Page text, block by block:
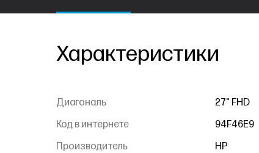
Характеристики
Диагональ
27" FHD
Код в интернете
94F46E9
Производитель
HP